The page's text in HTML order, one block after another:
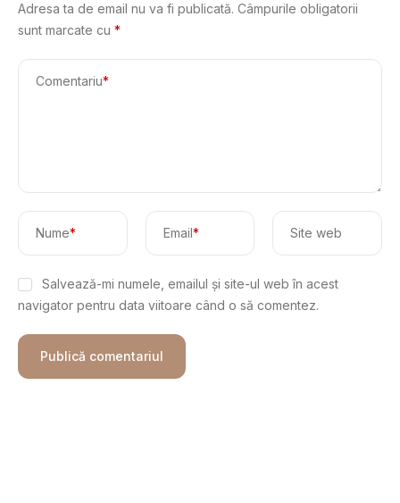
Adresa ta de email nu va fi publicată. Câmpurile obligatorii
sunt marcate cu *
Comentariu*
Nume* Email* Site web
Salvează-mi numele, emailul și site-ul web în acest
navigator pentru data viitoare când o să comentez.